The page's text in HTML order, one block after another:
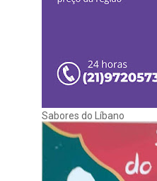
Sabores do Líbano